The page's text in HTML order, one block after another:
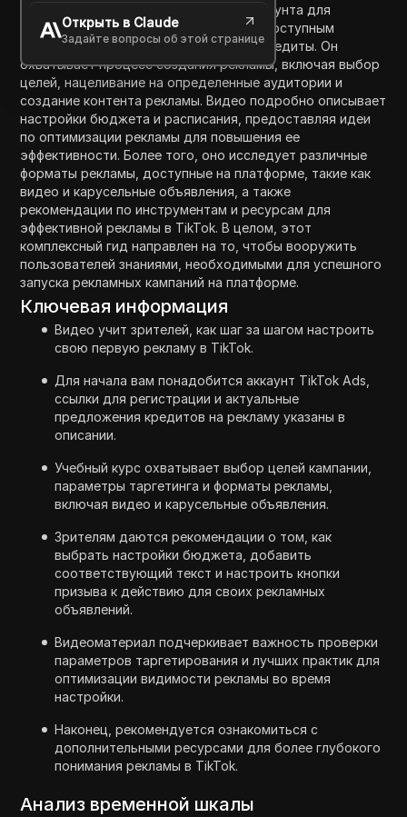
Открыть в Claude
Задайте вопросы об этой странице
проводит через процесс создания аккаунта для
рекламы в TikTok, включая советы по доступным
предложениям, таким как рекламные кредиты. Он
охватывает процесс создания рекламы, включая выбор
целей, нацеливание на определенные аудитории и
создание контента рекламы. Видео подробно описывает
настройки бюджета и расписания, предоставляя идеи
по оптимизации рекламы для повышения ее
эффективности. Более того, оно исследует различные
форматы рекламы, доступные на платформе, такие как
видео и карусельные объявления, а также
рекомендации по инструментам и ресурсам для
эффективной рекламы в TikTok. В целом, этот
комплексный гид направлен на то, чтобы вооружить
пользователей знаниями, необходимыми для успешного
запуска рекламных кампаний на платформе.
Ключевая информация
Видео учит зрителей, как шаг за шагом настроить
свою первую рекламу в TikTok.
Для начала вам понадобится аккаунт TikTok Ads,
ссылки для регистрации и актуальные
предложения кредитов на рекламу указаны в
описании.
Учебный курс охватывает выбор целей кампании,
параметры таргетинга и форматы рекламы,
включая видео и карусельные объявления.
Зрителям даются рекомендации о том, как
выбрать настройки бюджета, добавить
соответствующий текст и настроить кнопки
призыва к действию для своих рекламных
объявлений.
Видеоматериал подчеркивает важность проверки
параметров таргетирования и лучших практик для
оптимизации видимости рекламы во время
настройки.
Наконец, рекомендуется ознакомиться с
дополнительными ресурсами для более глубокого
понимания рекламы в TikTok.
Анализ временной шкалы